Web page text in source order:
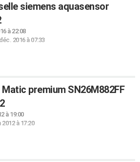
siemens aquasensor
à 22:08
2016 à 07:33
Matic premium SN26M882FF
à 19:00
2012 à 17:20